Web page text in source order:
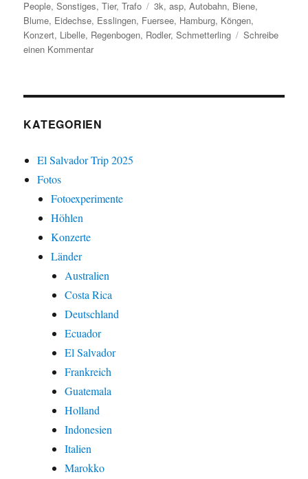
People,Sonstiges,Tier,Trafo Schlagwörter
3k,asp,Autobahn, Biene,
Blume, Eidechse, Esslingen, Fuersee, Hamburg, Köngen,
Konzert, Libelle, Regenbogen, Rodler,Schmetterling
Schreibe
einen Kommentarzu
KATEGORIEN
El Salvador Trip 2025
Fotos
Fotoexperimente
Höhlen
Konzerte
Länder
Australien
Costa Rica
Deutschland
Ecuador
El Salvador
Frankreich
Guatemala
Holland
Indonesien
Italien
Marokko